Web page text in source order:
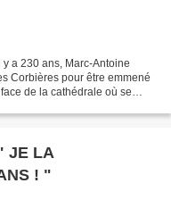
a 230 ans, Marc-Antoine
Corbières pour être emmené
de la cathédrale où se
JE LA
! "